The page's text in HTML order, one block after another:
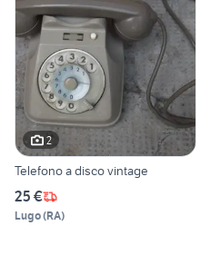
2
Telefono a disco vintage
25 €
Lugo(RA)